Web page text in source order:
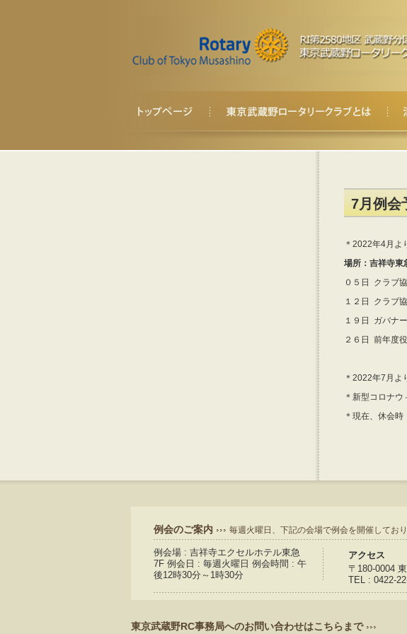
7月例会
＊2022年4月よ
場所：吉祥寺東
０５日 クラブ
１２日 クラブ
１９日 ガバナ
２６日 前年度
＊2022年7月よ
＊新型コロナウ
＊現在、休会
例会のご案内 毎週火曜日、下記の会場で例会を開催しており
例会場 : 吉祥寺エクセルホテル東急
7F 例会日 : 毎週火曜日 例会時間 : 午
後12時30分～1時30分
アクセス
〒180-0004
TEL : 0422-
東京武蔵野RC事務局へのお問い合わせはこちらまで